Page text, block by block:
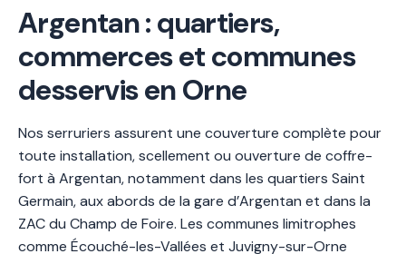
Argentan : quartiers,
commerces et communes
desservis en Orne
Nos serruriers assurent une couverture complète pour
toute installation, scellement ou ouverture de coffre-
fort à Argentan, notamment dans les quartiers Saint
Germain, aux abords de la gare d’Argentan et dans la
ZAC du Champ de Foire. Les communes limitrophes
comme Écouché-les-Vallées et Juvigny-sur-Orne